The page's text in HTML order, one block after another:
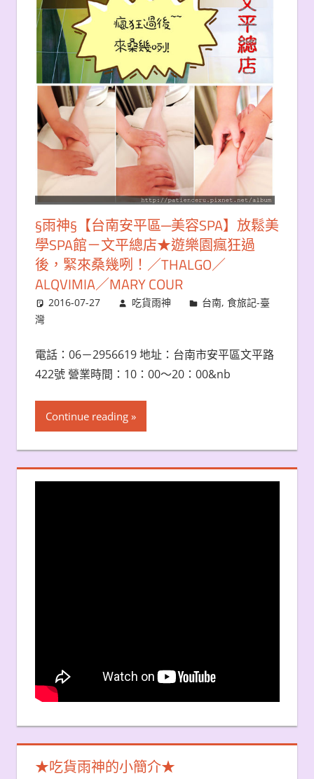
§雨神§【台南安平區─美容SPA】放鬆美
學SPA館－文平總店★遊樂園瘋狂過
後，緊來桑幾咧！／THALGO／
ALQVIMIA／MARY COUR
2016-07-27 吃貨雨神 台南,食旅記-臺
灣
電話：06－2956619 地址：台南市安平區文平路
422號 營業時間：10：00～20：00&nb
Continue reading
★吃貨雨神的小簡介★